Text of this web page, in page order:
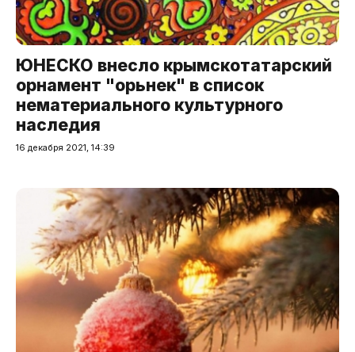
ЮНЕСКО внесло крымскотатарский
орнамент "орьнек" в список
нематериального культурного
наследия
16 декабря 2021, 14:39